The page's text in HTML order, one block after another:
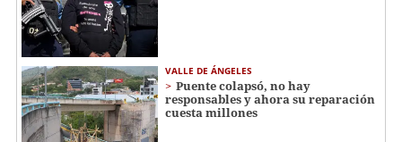
VALLE DE ÁNGELES
Puente colapsó, no hay
responsables y ahora su reparación
cuesta millones